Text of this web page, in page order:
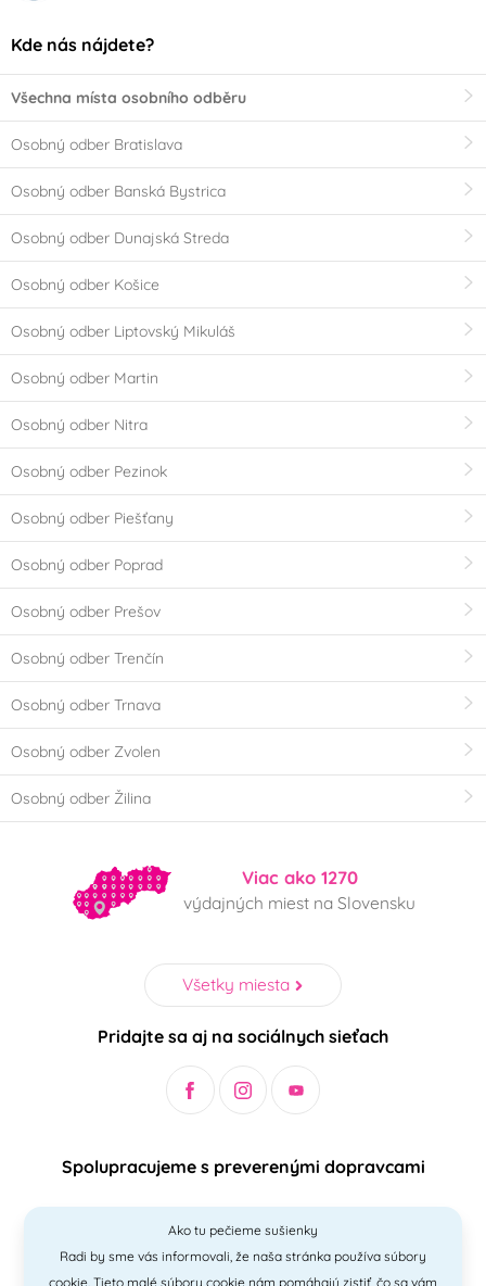
Kde nás nájdete?
Všechna místa osobního odběru
Osobný odber Bratislava
Osobný odber Banská Bystrica
Osobný odber Dunajská Streda
Osobný odber Košice
Osobný odber Liptovský Mikuláš
Osobný odber Martin
Osobný odber Nitra
Osobný odber Pezinok
Osobný odber Piešťany
Osobný odber Poprad
Osobný odber Prešov
Osobný odber Trenčín
Osobný odber Trnava
Osobný odber Zvolen
Osobný odber Žilina
Viac ako 1270
výdajných miest na Slovensku
Všetky miesta
Pridajte sa aj na sociálnych sieťach
Spolupracujeme s preverenými dopravcami
Ako tu pečieme sušienky
Radi by sme vás informovali, že naša stránka používa súbory
cookie. Tieto malé súbory cookie nám pomáhajú zistiť, čo sa vám